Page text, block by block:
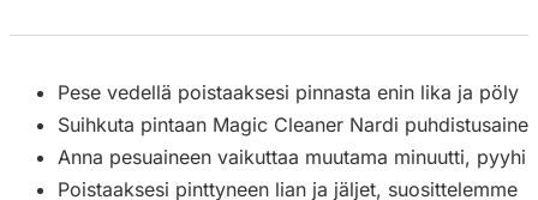
Pese vedellä poistaaksesi pinnasta enin lika ja pöly
Suihkuta pintaan Magic Cleaner Nardi
Anna pesuaineen vaikuttaa muutama minuutti,
Poistaaksesi pinttyneen lian ja jäljet, suosittelemme